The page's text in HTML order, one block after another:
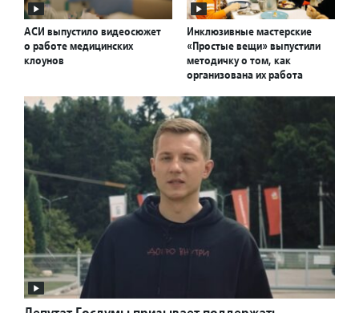
АСИ выпустило видеосюжет
о работе медицинских
клоунов
Инклюзивные мастерские
«Простые вещи» выпустили
методичку о том, как
организована их работа